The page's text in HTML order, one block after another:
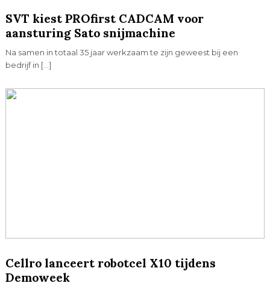
SVT kiest PROfirst CADCAM voor
aansturing Sato snijmachine
Na samen in totaal 35 jaar werkzaam te zijn geweest bij een
bedrijf in […]
Cellro lanceert robotcel X10 tijdens
Demoweek